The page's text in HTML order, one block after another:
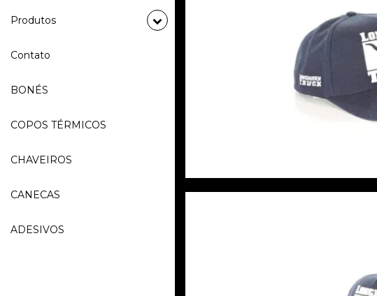
Produtos
Contato
BONÉS
COPOS TÉRMICOS
CHAVEIROS
CANECAS
ADESIVOS